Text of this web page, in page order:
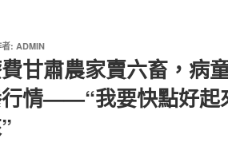
: ADMIN
甘肅農家賣六畜，病
情——“我要快點好起